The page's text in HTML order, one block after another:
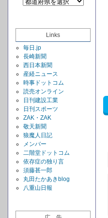
Links
毎日.jp
長崎新聞
西日本新聞
産経ニュース
時事ドットコム
読売オンライン
日刊建設工業
日刊スポーツ
ZAK・ZAK
敬天新聞
狼魔人日記
メンバー
二階堂ドットコム
依存症の独り言
須藤甚一郎
丸田たかあきblog
八重山日報